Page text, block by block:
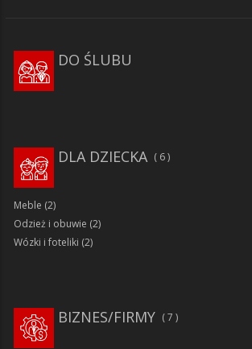
DO ŚLUBU
6
DLA DZIECKA
Meble (2)
Odzież i obuwie (2)
Wózki i foteliki (2)
7
BIZNES/FIRMY